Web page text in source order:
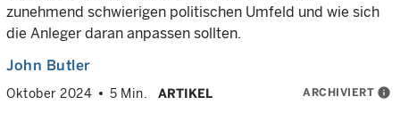
zunehmend schwierigen politischen Umfeld und wie sich
die Anleger daran anpassen sollten.
John Butler
Oktober 2024 5 Min. ARTIKEL ARCHIVIERT info